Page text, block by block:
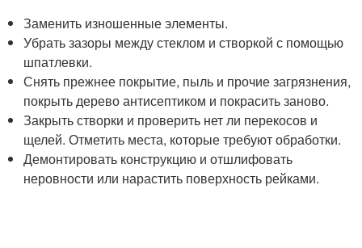
Заменить изношенные элементы.
Убрать зазоры между стеклом и створкой с помощью
шпатлевки.
Снять прежнее покрытие, пыль и прочие загрязнения,
покрыть дерево антисептиком и покрасить заново.
Закрыть створки и проверить нет ли перекосов и
щелей. Отметить места, которые требуют обработки.
Демонтировать конструкцию и отшлифовать
неровности или нарастить поверхность рейками.